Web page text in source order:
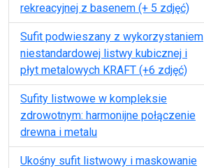
rekreacyjnej z basenem (+ 5 zdjęć)
Sufit podwieszany z wykorzystaniem
niestandardowej listwy kubicznej i
płyt metalowych KRAFT (+6 zdjęć)
Sufity listwowe w kompleksie
zdrowotnym: harmonijne połączenie
drewna i metalu
Ukośny sufit listwowy i maskowanie